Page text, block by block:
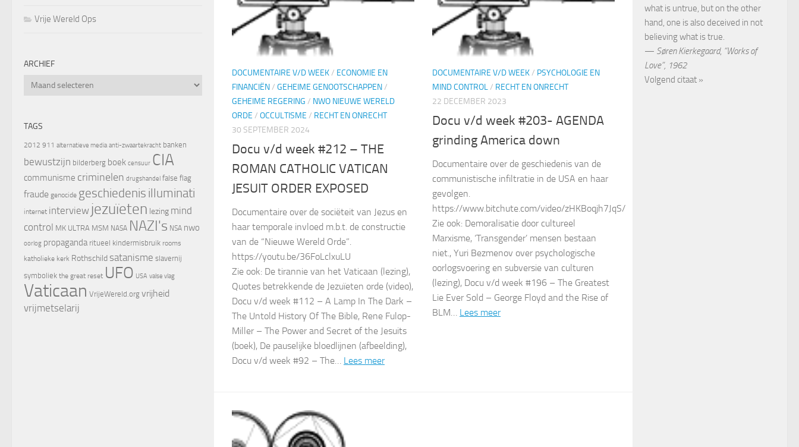
DOCUMENTAIRE V/D WEEK/ ECONOMIE EN
FINANCIËN/ GEHEIME GENOOTSCHAPPEN/
GEHEIME REGERING / NWO NIEUWE WERELD
ORDE / OCCULTISME / RECHT EN ONRECHT
30 SEPTEMBER 2024
Docu v/d week #212 – THE
ROMAN CATHOLIC VATICAN
JESUIT ORDER EXPOSED
Documentaire over de sociëteit van Jezus en
haar temporale invloed m.b.t. de constructie
van de “Nieuwe Wereld Orde”.
https://youtu.be/36FoLclxuLU
Zie ook: De tirannie van het Vaticaan (lezing),
Quotes betrekkende de Jezuïeten orde (video),
Docu v/d week #112 – A Lamp In The Dark –
The Untold History Of The Bible, Rene Fulop-
Miller – The Power and Secret of the Jesuits
(boek), De pauselijke bloedlijnen (afbeelding),
Docu v/d week #92 – The… Lees meer
DOCUMENTAIRE V/D WEEK/ PSYCHOLOGIE EN
MIND CONTROL/ RECHT EN ONRECHT
22 DECEMBER 2023
Docu v/d week #203- AGENDA
grinding America down
Documentaire over de geschiedenis van de
communistische infiltratie in de USA en haar
gevolgen.
https://www.bitchute.com/video/zHKBoqjh7JqS/
Zie ook: Demoralisatie door cultureel
Marxisme, ‘Transgender’ mensen bestaan
niet., Yuri Bezmenov over psychologische
oorlogsvoering en subversie van culturen
(lezing), Docu v/d week #196 – The Greatest
Lie Ever Sold – George Floyd and the Rise of
BLM… Lees meer
Vrije Wereld Ops
ARCHIEF
Archief
TAGS
2012 911 alternatieve media anti-zwaartekracht banken
bewustzijn bilderberg boek censuur CIA
communisme criminelen drugshandel false flag
fraude genocide geschiedenis illuminati
internet interview jezuïeten lezing mind
control MK ULTRA MSM NASA NAZI's NSA nwo
oorlog propaganda ritueel kindermisbruik rooms
katholieke kerk Rothschild satanisme slavernij
symboliek the great reset UFO USA valse vlag
Vaticaan VrijeWereld.org vrijheid
vrijmetselarij
what is untrue, but on the other
hand, one is also deceived in not
believing what is true.
— Søren Kierkegaard, “Works of
Love”, 1962
Volgend citaat »